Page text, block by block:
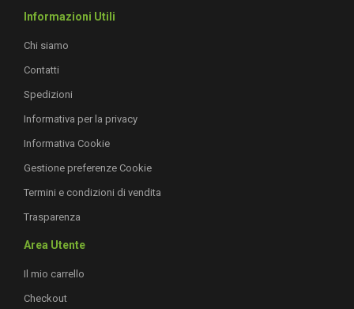
Informazioni Utili
Chi siamo
Contatti
Spedizioni
Informativa per la privacy
Informativa Cookie
Gestione preferenze Cookie
Termini e condizioni di vendita
Trasparenza
Area Utente
Il mio carrello
Checkout